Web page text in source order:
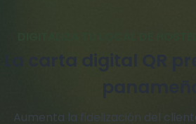
Aumenta la fidelización del